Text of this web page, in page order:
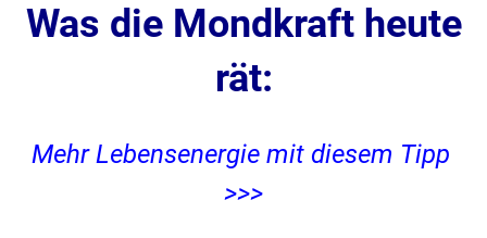
Was die Mondkraft heute
rät:
Mehr Lebensenergie mit diesem Tipp
>>>